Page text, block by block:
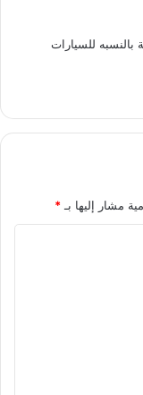
بالنسبه للسيارات
مشار إليها بـ *